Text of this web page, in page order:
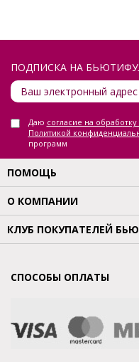
ПОДПИСКА НА
Даю согласие на
Политикой
программ
ПОМОЩЬ
О КОМПАНИИ
КЛУБ ПОКУПАТЕЛЕЙ
СПОСОБЫ ОПЛАТЫ